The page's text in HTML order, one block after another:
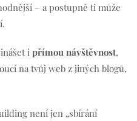
– a postupně ti může
i přímou návštěvnost,
na tvůj web z jiných blogů,
není jen „sbírání